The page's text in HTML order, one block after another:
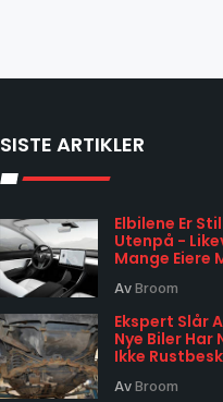
SISTE ARTIKLER
Elbilene Er
Utenpå -
Mange Eiere
AvBroom
Ekspert Slår
Nye Biler Har
Ikke
AvBroom